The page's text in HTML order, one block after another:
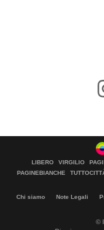
LIBERO VIRGILIO
PAGINEBIANCHE
Chi siamo Note Legali
©